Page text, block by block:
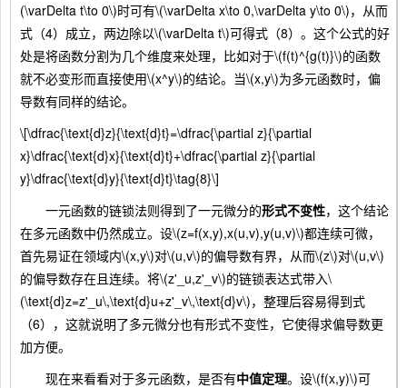
(\varDelta t\to 0\)时可有\(\varDelta x\to 0,\varDelta y\to 0\)，从而
式（4）成立，两边除以\(\varDelta t\)可得式（8）。这个公式的好
处是将函数分割为几个维度来处理，比如对于\(f(t)^{g(t)}\)的函数
就不必变形而直接使用\(x^y\)的结论。当\(x,y\)为多元函数时，偏
导数有同样的结论。
\[\dfrac{\text{d}z}{\text{d}t}=\dfrac{\partial z}{\partial
x}\dfrac{\text{d}x}{\text{d}t}+\dfrac{\partial z}{\partial
y}\dfrac{\text{d}y}{\text{d}t}\tag{8}\]
一元函数的链锁法则得到了一元微分的形式不变性，这个结论
在多元函数中仍然成立。设\(z=f(x,y),x(u,v),y(u,v)\)都连续可微，
首先易证在领域内\(x,y\)对\(u,v\)的偏导数有界，从而\(z\)对\(u,v\)
的偏导数存在且连续。将\(z'_u,z'_v\)的链锁表达式带入\
(\text{d}z=z'_u\,\text{d}u+z'_v\,\text{d}v\)，整理后容易得到式
（6），这就说明了多元微分也有形式不变性，它使得求偏导数更
加方便。
现在来看看对于多元函数，是否有中值定理。设\(f(x,y)\)可